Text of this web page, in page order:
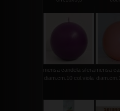
mensa candela sfera
diam.cm.10 col.viola
mensa